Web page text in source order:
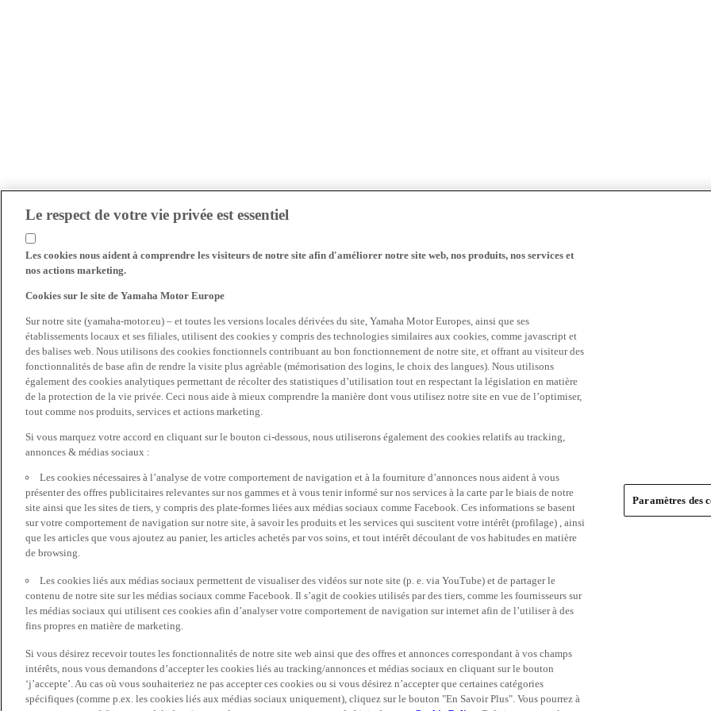
Le respect de votre vie privée est essentiel
Les cookies nous aident à comprendre les visiteurs de notre site afin d'améliorer notre site web, nos produits, nos services et
nos actions marketing.
Cookies sur le site de Yamaha Motor Europe
Sur notre site (yamaha-motor.eu) – et toutes les versions locales dérivées du site, Yamaha Motor Europes, ainsi que ses
établissements locaux et ses filiales, utilisent des cookies y compris des technologies similaires aux cookies, comme javascript et
des balises web. Nous utilisons des cookies fonctionnels contribuant au bon fonctionnement de notre site, et offrant au visiteur des
fonctionnalités de base afin de rendre la visite plus agréable (mémorisation des logins, le choix des langues). Nous utilisons
également des cookies analytiques permettant de récolter des statistiques d’utilisation tout en respectant la législation en matière
de la protection de la vie privée. Ceci nous aide à mieux comprendre la manière dont vous utilisez notre site en vue de l’optimiser,
tout comme nos produits, services et actions marketing.
Si vous marquez votre accord en cliquant sur le bouton ci-dessous, nous utiliserons également des cookies relatifs au tracking,
annonces & médias sociaux :
Les cookies nécessaires à l’analyse de votre comportement de navigation et à la fourniture d’annonces nous aident à vous
présenter des offres publicitaires relevantes sur nos gammes et à vous tenir informé sur nos services à la carte par le biais de notre
site ainsi que les sites de tiers, y compris des plate-formes liées aux médias sociaux comme Facebook. Ces informations se basent
sur votre comportement de navigation sur notre site, à savoir les produits et les services qui suscitent votre intérêt (profilage) , ainsi
que les articles que vous ajoutez au panier, les articles achetés par vos soins, et tout intérêt découlant de vos habitudes en matière
de browsing.
Les cookies liés aux médias sociaux permettent de visualiser des vidéos sur note site (p. e. via YouTube) et de partager le
contenu de notre site sur les médias sociaux comme Facebook. Il s’agit de cookies utilisés par des tiers, comme les fournisseurs sur
les médias sociaux qui utilisent ces cookies afin d’analyser votre comportement de navigation sur internet afin de l’utiliser à des
fins propres en matière de marketing.
Si vous désirez recevoir toutes les fonctionnalités de notre site web ainsi que des offres et annonces correspondant à vos champs
intérêts, nous vous demandons d’accepter les cookies liés au tracking/annonces et médias sociaux en cliquant sur le bouton
‘j’accepte’. Au cas où vous souhaiteriez ne pas accepter ces cookies ou si vous désirez n’accepter que certaines catégories
spécifiques (comme p.ex. les cookies liés aux médias sociaux uniquement), cliquez sur le bouton "En Savoir Plus". Vous pourrez à
Paramètres des